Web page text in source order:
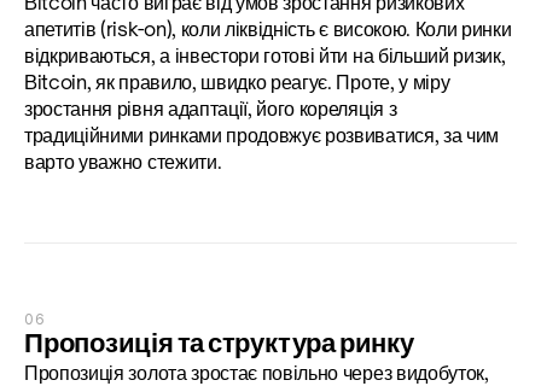
апетитів (risk-on), коли ліквідність є високою. Коли ринки
відкриваються, а інвестори готові йти на більший ризик,
Bitcoin, як правило, швидко реагує. Проте, у міру
зростання рівня адаптації, його кореляція з
традиційними ринками продовжує розвиватися, за чим
варто уважно стежити.
06
Пропозиція та структура ринку
Пропозиція золота зростає повільно через видобуток,